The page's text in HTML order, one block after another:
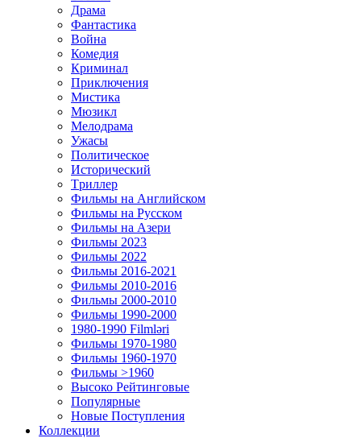
Драма
Фантастика
Война
Комедия
Криминал
Приключения
Мистика
Мюзикл
Мелодрама
Ужасы
Политическое
Исторический
Tриллер
Фильмы на Английском
Фильмы на Русском
Фильмы на Азери
Фильмы 2023
Фильмы 2022
Фильмы 2016-2021
Фильмы 2010-2016
Фильмы 2000-2010
Фильмы 1990-2000
1980-1990 Filmləri
Фильмы 1970-1980
Фильмы 1960-1970
Фильмы >1960
Высоко Рейтинговые
Популярные
Новые Поступления
Коллекции